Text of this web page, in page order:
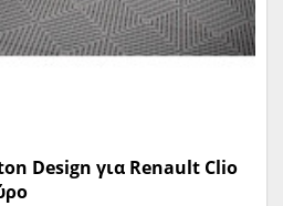
Design για Renault Clio